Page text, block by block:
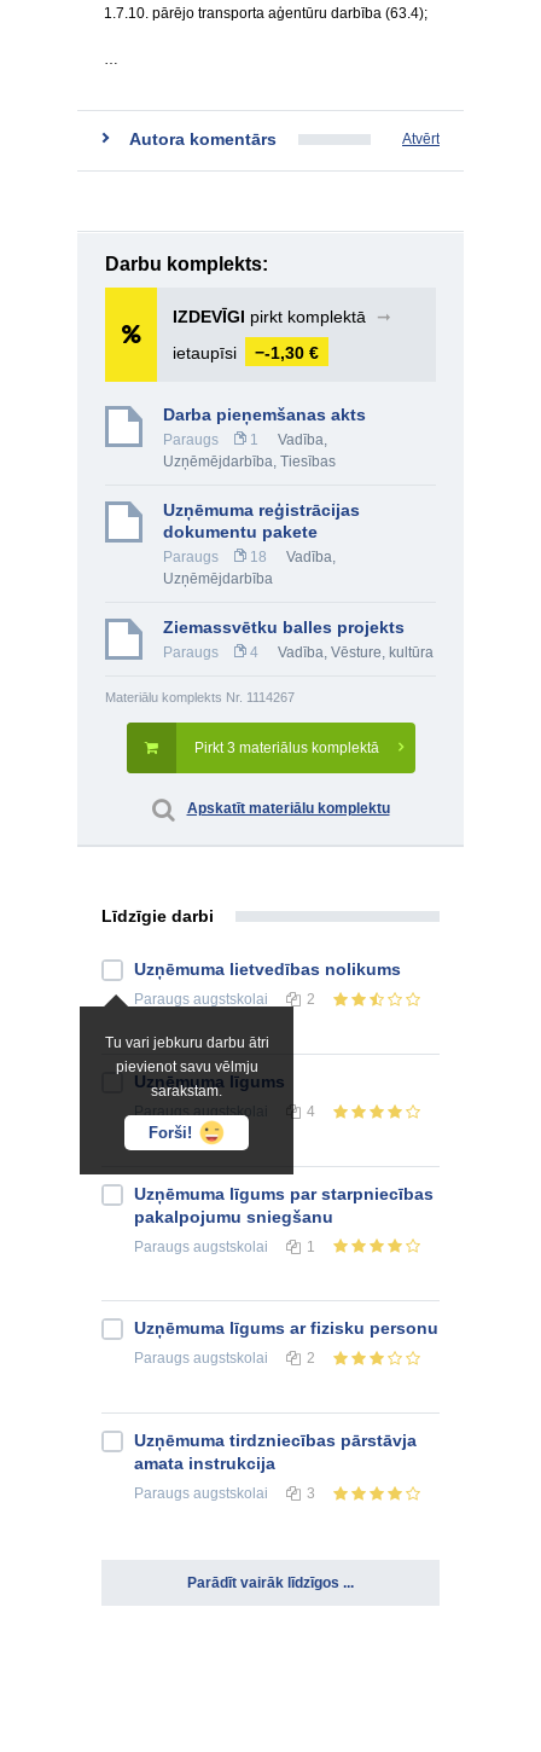
1.7.10. pārējo transporta aģentūru darbība (63.4);
…
Autora komentārs Atvērt
Darbu komplekts:
IZDEVĪGI pirkt komplektā
➞
ietaupīsi
−-1,30 €
Darba pieņemšanas akts
Paraugs 1 Vadība,
Uzņēmējdarbība, Tiesības
Uzņēmuma reģistrācijas
dokumentu pakete
Paraugs 18 Vadība,
Uzņēmējdarbība
Ziemassvētku balles projekts
Paraugs 4 Vadība, Vēsture, kultūra
Materiālu komplekts Nr. 1114267
Pirkt 3 materiālus komplektā
Apskatīt materiālu komplektu
Līdzīgie darbi
Tu vari jebkuru darbu ātri
pievienot savu vēlmju
sarakstam.
Forši!
Uzņēmuma lietvedības nolikums
Paraugs augstskolai 2
Uzņēmuma līgums
Paraugsaugstskolai 4
Uzņēmuma līgums par starpniecības
pakalpojumu sniegšanu
Paraugs augstskolai 1
Uzņēmuma līgums ar fizisku personu
Paraugs augstskolai 2
Uzņēmuma tirdzniecības pārstāvja
amata instrukcija
Paraugs augstskolai 3
Parādīt vairāk līdzīgos ...